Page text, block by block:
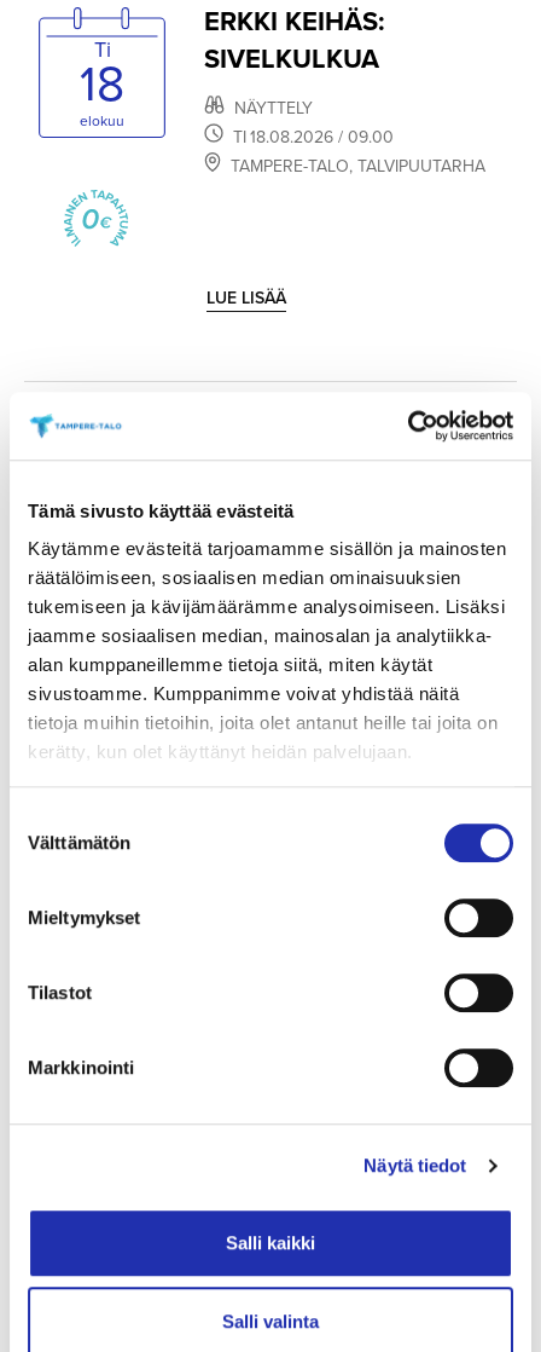
Tämä sivusto käyttää evästeitä
Käytämme evästeitä tarjoamamme sisällön ja mainosten
räätälöimiseen, sosiaalisen median ominaisuuksien
tukemiseen ja kävijämäärämme analysoimiseen. Lisäksi
jaamme sosiaalisen median, mainosalan ja analytiikka-
alan kumppaneillemme tietoja siitä, miten käytät
sivustoamme. Kumppanimme voivat yhdistää näitä
tietoja muihin tietoihin, joita olet antanut heille tai joita on
kerätty, kun olet käyttänyt heidän palvelujaan.
valinta
Välttämätön
Mieltymykset
Tilastot
Markkinointi
Näytä tiedot
Salli kaikki
Salli valinta
Ti
18
elokuu
ERKKI KEIHÄS:
SIVELKULKUA
NÄYTTELY
TI18.08.2026/ 09.00
TAMPERE-TALO,TALVIPUUTARHA
LUE LISÄÄ
elokuu
TAMPERE-TALO
ERKKI KEIHÄS: